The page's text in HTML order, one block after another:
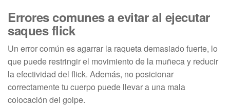
Errores comunes a evitar al ejecutar
saques flick
Un error común es agarrar la raqueta demasiado fuerte, lo
que puede restringir el movimiento de la muñeca y reducir
la efectividad del flick. Además, no posicionar
correctamente tu cuerpo puede llevar a una mala
colocación del golpe.